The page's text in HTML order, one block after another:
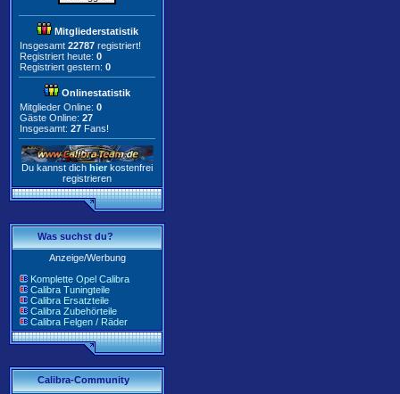
Mitgliederstatistik
Insgesamt 22787 registriert!
Registriert heute: 0
Registriert gestern: 0
Onlinestatistik
Mitglieder Online: 0
Gäste Online: 27
Insgesamt: 27 Fans!
Du kannst dich hier kostenfrei
registrieren
Was suchst du?
Anzeige/Werbung
Komplette Opel Calibra
Calibra Tuningteile
Calibra Ersatzteile
Calibra Zubehörteile
Calibra Felgen / Räder
Calibra-Community